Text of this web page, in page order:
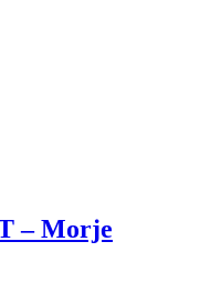
– Morje